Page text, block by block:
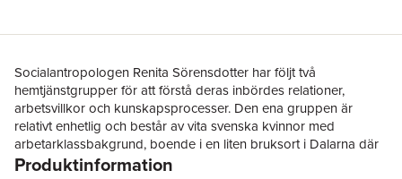
Socialantropologen Renita Sörensdotter har följt två
hemtjänstgrupper för att förstå deras inbördes relationer,
arbetsvillkor och kunskapsprocesser. Den ena gruppen är
relativt enhetlig och består av vita svenska kvinnor med
arbetarklassbakgrund, boende i en liten bruksort i Dalarna där
arbetsfördelningen i samhället är tydligt heteronormativ. Den
Produktinformation